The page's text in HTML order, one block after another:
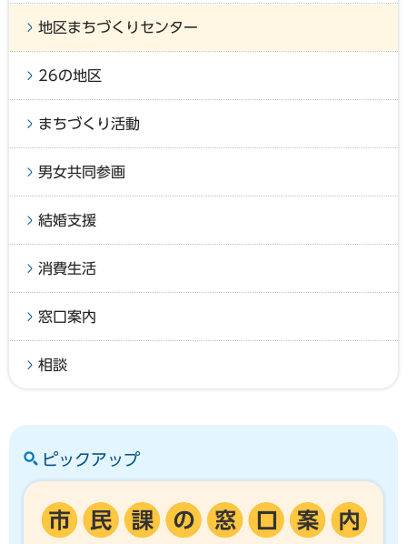
地区まちづくりセンター
26の地区
まちづくり活動
男女共同参画
結婚支援
消費生活
窓口案内
相談
ピックアップ